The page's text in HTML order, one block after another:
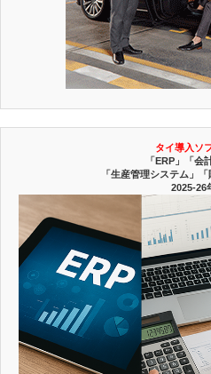
タイ導入ソ
「ERP」「会
「生産管理システム」
2025-26